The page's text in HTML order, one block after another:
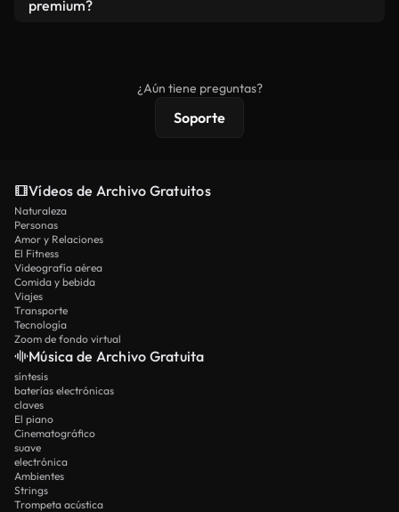
premium?
protecciones de licencia extendidas.
¿Aún tiene preguntas?
Soporte
Vídeos de Archivo Gratuitos
Naturaleza
Personas
Amor y Relaciones
El Fitness
Videografía aérea
Comida y bebida
Viajes
Transporte
Tecnología
Zoom de fondo virtual
Música de Archivo Gratuita
síntesis
baterías electrónicas
claves
El piano
Cinematográfico
suave
electrónica
Ambientes
Strings
Trompeta acústica